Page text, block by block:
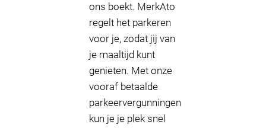
ons boekt. MerkAto
regelt het parkeren
voor je, zodat jij van
je maaltijd kunt
genieten. Met onze
vooraf betaalde
parkeervergunningen
kun je je plek snel